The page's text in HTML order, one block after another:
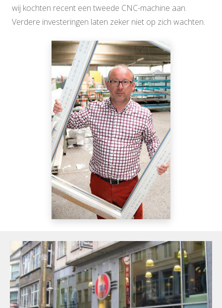
wij kochten recent een tweede CNC-machine aan.
Verdere investeringen laten zeker niet op zich wachten.